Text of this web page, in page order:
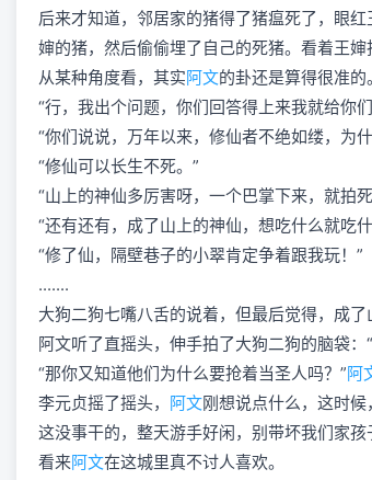
后来才知道，邻居家的猪得了猪瘟死了，眼
婶的猪，然后偷偷埋了自己的死猪。看着王
从某种角度看，其实阿文的卦还是算得很准的。
“行，我出个问题，你们回答得上来我就给你
“你们说说，万年以来，修仙者不绝如缕，为
“修仙可以长生不死。”
“山上的神仙多厉害呀，一个巴掌下来，就拍
“还有还有，成了山上的神仙，想吃什么就吃
“修了仙，隔壁巷子的小翠肯定争着跟我玩！”
.......
大狗二狗七嘴八舌的说着，但最后觉得，成
阿文听了直摇头，伸手拍了大狗二狗的脑袋：
“那你又知道他们为什么要抢着当圣人吗？”阿
李元贞摇了摇头， 阿文刚想说点什么，这时
这没事干的，整天游手好闲，别带坏我们家孩
看来阿文在这城里真不讨人喜欢。